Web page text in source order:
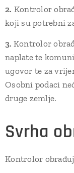
2. Kontrolor
koji su potrebni
3. Kontrolor
naplate te
ugovor te za
Osobni podaci
druge zemlje.
Svrha
Kontrolor